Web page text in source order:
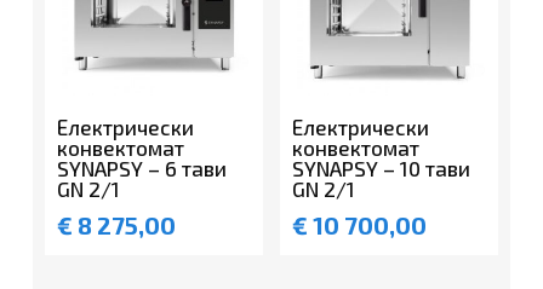
Електрически
конвектомат
SYNAPSY – 6 тави
GN 2/1
€ 8 275,00
Електрически
конвектомат
SYNAPSY – 10 тави
GN 2/1
€ 10 700,00